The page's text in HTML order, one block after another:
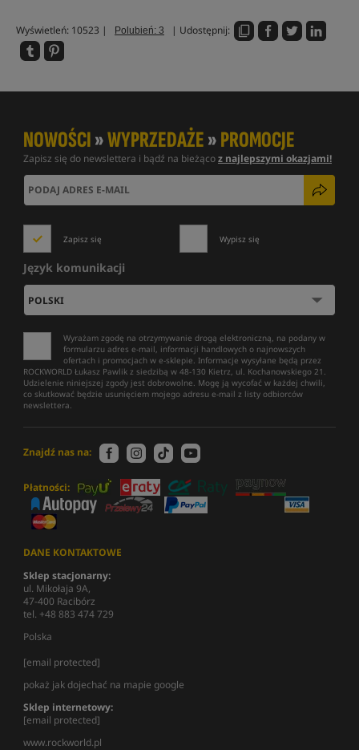
Wyświetleń: 10523 | Polubień: 3 | Udostępnij:
NOWOŚCI»WYPRZEDAŻE»PROMOCJE
Zapisz się do newslettera i bądź na bieżącoz najlepszymi okazjami!
Zapisz się Wypisz się
Język komunikacji
Wyrażam zgodę na otrzymywanie drogą elektroniczną, na podany w
formularzu adres e-mail, informacji handlowych o najnowszych
ofertach i promocjach w e-sklepie. Informacje wysyłane będą przez
ROCKWORLD Łukasz Pawlik z siedzibą w 48-130 Kietrz, ul. Kochanowskiego 21.
Udzielenie niniejszej zgody jest dobrowolne. Mogę ją wycofać w każdej chwili,
co skutkować będzie usunięciem mojego adresu e-mail z listy odbiorców
newslettera.
Znajdź nas na:
Płatności:
DANE KONTAKTOWE
Sklep stacjonarny:
ul. Mikołaja 9A,
47-400 Racibórz
tel. +48 883 474 729
Polska
[email protected]
pokaż jak dojechać na mapie google
Sklep internetowy:
[email protected]
www.rockworld.pl